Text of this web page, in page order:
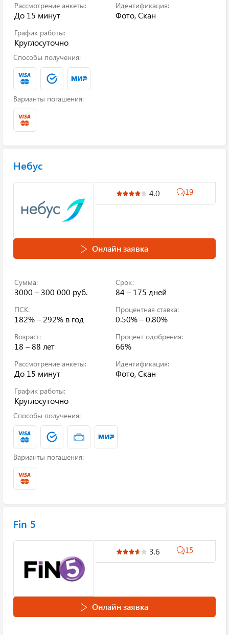
Рассмотрение анкеты:
До 15 минут
Идентификация:
Фото, Скан
График работы:
Круглосуточно
Способы получения:
Варианты погашения:
Небус
4.0 19
Онлайн заявка
Сумма:
3000 – 300 000 руб.
Срок:
84 – 175 дней
ПСК:
182% – 292% в год
Процентная ставка:
0.50% – 0.80%
Возраст:
18 – 88 лет
Процент одобрения:
66%
Рассмотрение анкеты:
До 15 минут
Идентификация:
Фото, Скан
График работы:
Круглосуточно
Способы получения:
Варианты погашения:
Fin 5
3.6 15
Онлайн заявка